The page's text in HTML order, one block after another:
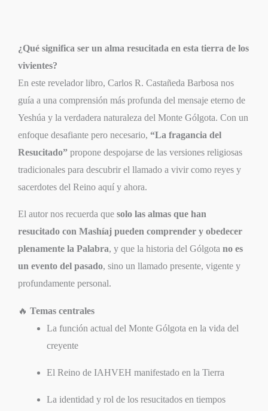
¿Qué significa ser un alma resucitada en esta tierra de los
vivientes?
En este revelador libro, Carlos R. Castañeda Barbosa nos
guía a una comprensión más profunda del mensaje eterno de
Yeshúa y la verdadera naturaleza del Monte Gólgota. Con un
enfoque desafiante pero necesario, “La fragancia del
Resucitado” propone despojarse de las versiones religiosas
tradicionales para descubrir el llamado a vivir como reyes y
sacerdotes del Reino aquí y ahora.
El autor nos recuerda que solo las almas que han
resucitado con Mashíaj pueden comprender y obedecer
plenamente la Palabra, y que la historia del Gólgota no es
un evento del pasado, sino un llamado presente, vigente y
profundamente personal.
🔥 Temas centrales
La función actual del Monte Gólgota en la vida del
creyente
El Reino de IAHVEH manifestado en la Tierra
La identidad y rol de los resucitados en tiempos